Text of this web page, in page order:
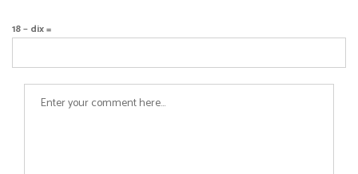
18 − dix =